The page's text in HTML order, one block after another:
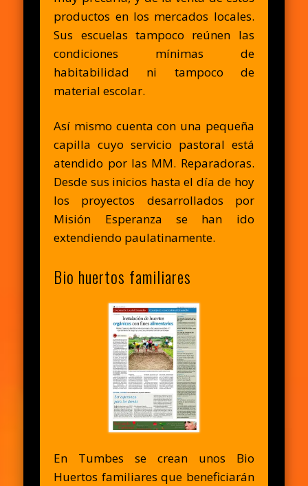
productos en los mercados locales.
Sus escuelas tampoco reúnen las
condiciones mínimas de
habitabilidad ni tampoco de
material escolar.
Así mismo cuenta con una pequeña
capilla cuyo servicio pastoral está
atendido por las MM. Reparadoras.
Desde sus inicios hasta el día de hoy
los proyectos desarrollados por
Misión Esperanza se han ido
extendiendo paulatinamente.
Bio huertos familiares
En Tumbes se crean unos Bio
Huertos familiares que beneficiarán